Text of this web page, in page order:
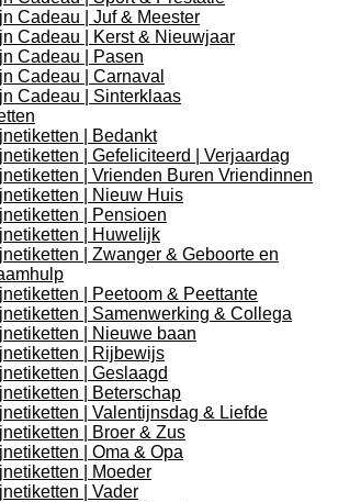
Cadeau | Juf & Meester
Cadeau | Kerst & Nieuwjaar
Cadeau | Pasen
Cadeau | Carnaval
Cadeau | Sinterklaas
| Bedankt
| Gefeliciteerd | Verjaardag
| Vrienden Buren Vriendinnen
| Nieuw Huis
| Pensioen
| Huwelijk
| Zwanger & Geboorte en
| Peetoom & Peettante
| Samenwerking & Collega
| Nieuwe baan
| Rijbewijs
| Geslaagd
| Beterschap
| Valentijnsdag & Liefde
| Broer & Zus
| Oma & Opa
| Moeder
| Vader